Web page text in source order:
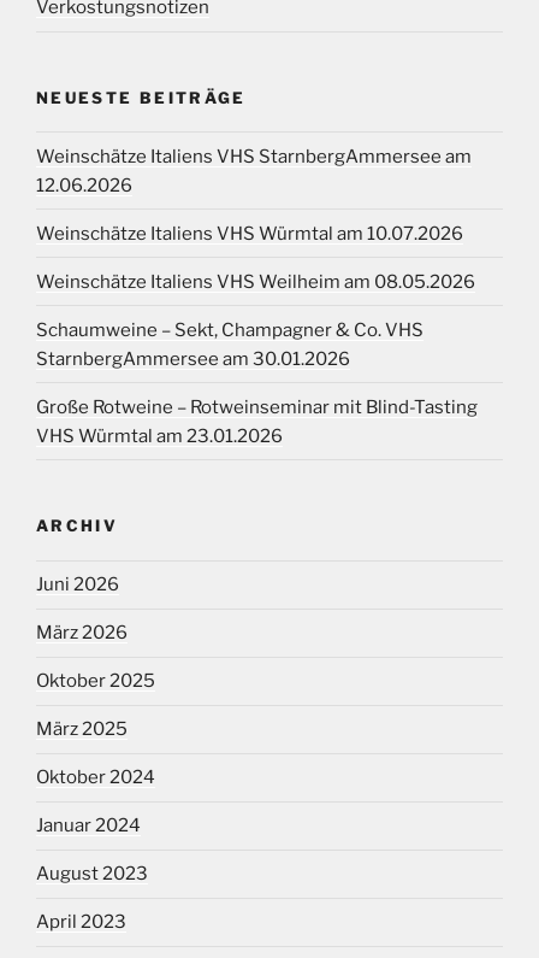
Verkostungsnotizen
NEUESTE BEITRÄGE
Weinschätze Italiens VHS StarnbergAmmersee am
12.06.2026
Weinschätze Italiens VHS Würmtal am 10.07.2026
Weinschätze Italiens VHS Weilheim am 08.05.2026
Schaumweine – Sekt, Champagner & Co. VHS
StarnbergAmmersee am 30.01.2026
Große Rotweine – Rotweinseminar mit Blind-Tasting
VHS Würmtal am 23.01.2026
ARCHIV
Juni 2026
März 2026
Oktober 2025
März 2025
Oktober 2024
Januar 2024
August 2023
April 2023